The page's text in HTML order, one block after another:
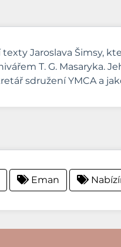
Jaroslava Šimsy,
T. G. Masaryka.
sdružení YMCA a
Eman